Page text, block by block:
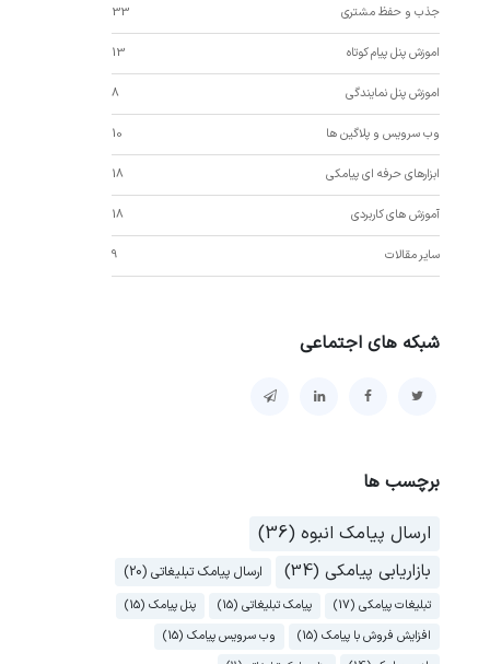
جذب و حفظ مشتری 33
اموزش پنل پیام کوتاه 13
اموزش پنل نمایندگی 8
وب سرویس و پلاگین ها 10
ابزارهای حرفه ای پیامکی 18
آموزش های کاربردی 18
سایر مقالات 9
شبکه های اجتماعی
برچسب ها
ارسال پیامک انبوه (36)
بازاریابی پیامکی (34) ارسال پیامک تبلیغاتی (20)
تبلیغات پیامکی (17) پیامک تبلیغاتی (15)
پنل پیامک (15)
افزایش فروش با پیامک (15)
وب سرویس پیامک (15)